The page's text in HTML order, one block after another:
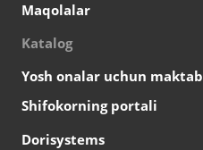
Maqolalar
Katalog
Yosh onalar uchun maktab
Shifokorning portali
Dorisystems